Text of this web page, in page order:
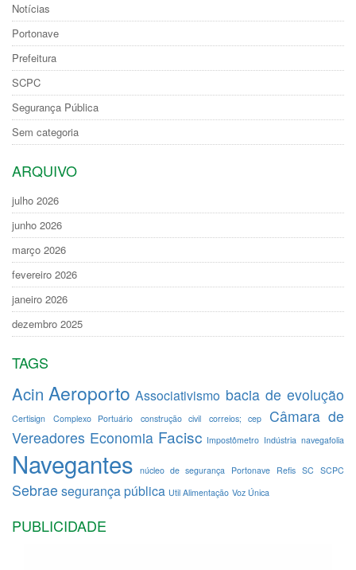
Notícias
Portonave
Prefeitura
SCPC
Segurança Pública
Sem categoria
ARQUIVO
julho 2026
junho 2026
março 2026
fevereiro 2026
janeiro 2026
dezembro 2025
TAGS
Acin Aeroporto Associativismo bacia de evolução
Certisign Complexo Portuário construção civil correios; cep
Câmara de
Vereadores Economia Facisc Impostômetro Indústria navegafolia
Navegantes núcleo de segurança Portonave Refis SC SCPC
Sebrae segurança pública Util Alimentação Voz Única
PUBLICIDADE